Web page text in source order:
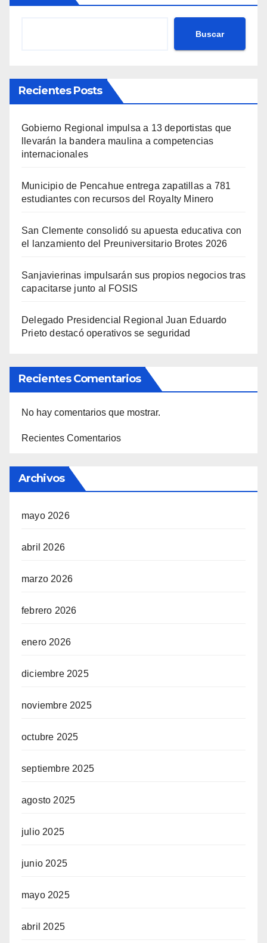
Buscar
Recientes Posts
Gobierno Regional impulsa a 13 deportistas que
llevarán la bandera maulina a competencias
internacionales
Municipio de Pencahue entrega zapatillas a 781
estudiantes con recursos del Royalty Minero
San Clemente consolidó su apuesta educativa con
el lanzamiento del Preuniversitario Brotes 2026
Sanjavierinas impulsarán sus propios negocios tras
capacitarse junto al FOSIS
Delegado Presidencial Regional Juan Eduardo
Prieto destacó operativos se seguridad
Recientes Comentarios
No hay comentarios que mostrar.
Recientes Comentarios
Archivos
mayo 2026
abril 2026
marzo 2026
febrero 2026
enero 2026
diciembre 2025
noviembre 2025
octubre 2025
septiembre 2025
agosto 2025
julio 2025
junio 2025
mayo 2025
abril 2025